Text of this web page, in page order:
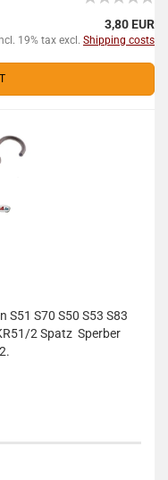
3,80 EUR
19% tax excl. Shipping costs
S51 S70 S50 S53 S83
2 Spatz Sperber